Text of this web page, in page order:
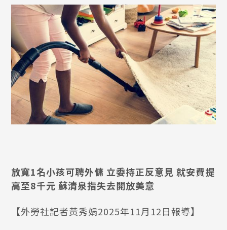
放寬1名小孩可聘外傭 立委持正反意見 就安費提
高至8千元 蘇清泉指失去開放美意
【外勞社記者黃秀娟2025年11月12日報導】